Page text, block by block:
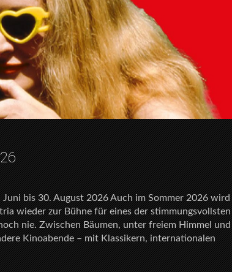
bis 30. August 2026 Auch im Sommer 2026 wird
wieder zur Bühne für eines der stimmungsvollsten
nie. Zwischen Bäumen, unter freiem Himmel und
Kinoabende – mit Klassikern, internationalen